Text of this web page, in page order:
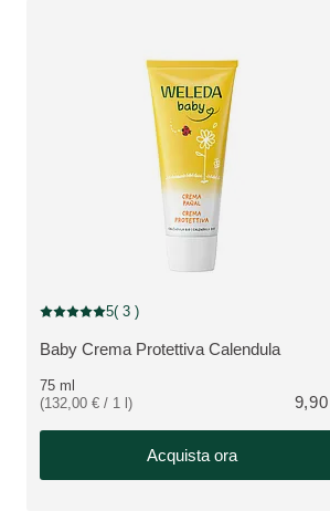
VEDI PRODOTTO:
Baby Crema Protettiva Calendula
Valutazione attuale: 5 su 5 stelle recensito
5( 3 )
75 ml
(132,00 € / 1 l)
Acquista ora